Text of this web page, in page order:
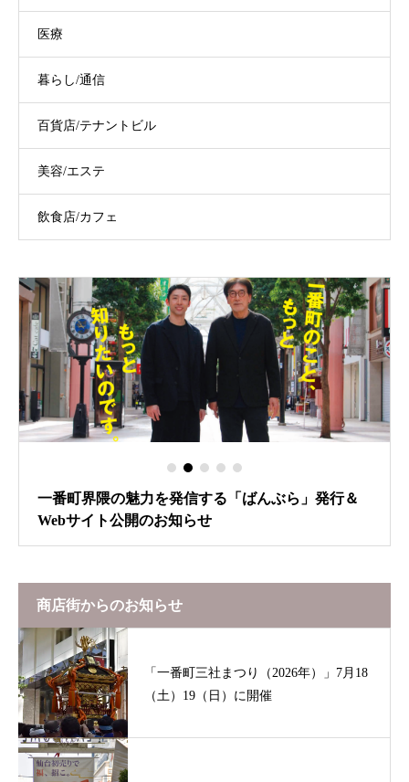
医療
暮らし/通信
百貨店/テナントビル
美容/エステ
飲食店/カフェ
一番町界隈の魅力を発信する「ばんぶら」発行＆
Webサイト公開のお知らせ
商店街からのお知らせ
「一番町三社まつり（2026年）」7月18
（土）19（日）に開催